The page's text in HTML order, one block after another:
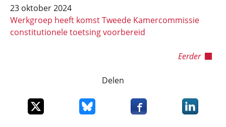
23 oktober 2024
Werkgroep heeft komst Tweede Kamercommissie
constitutionele toetsing voorbereid
Eerder
Delen
Deel dit item op XDeel dit item op Bluesky
Deel dit item opDeel dit